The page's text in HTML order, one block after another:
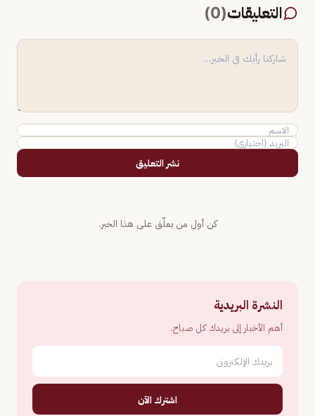
التعليقات(
0
)
نشر التعليق
كن أول من يعلّق على هذا الخبر.
النشرة البريدية
أهم الأخبار إلى بريدك كل صباح.
اشترك الآن